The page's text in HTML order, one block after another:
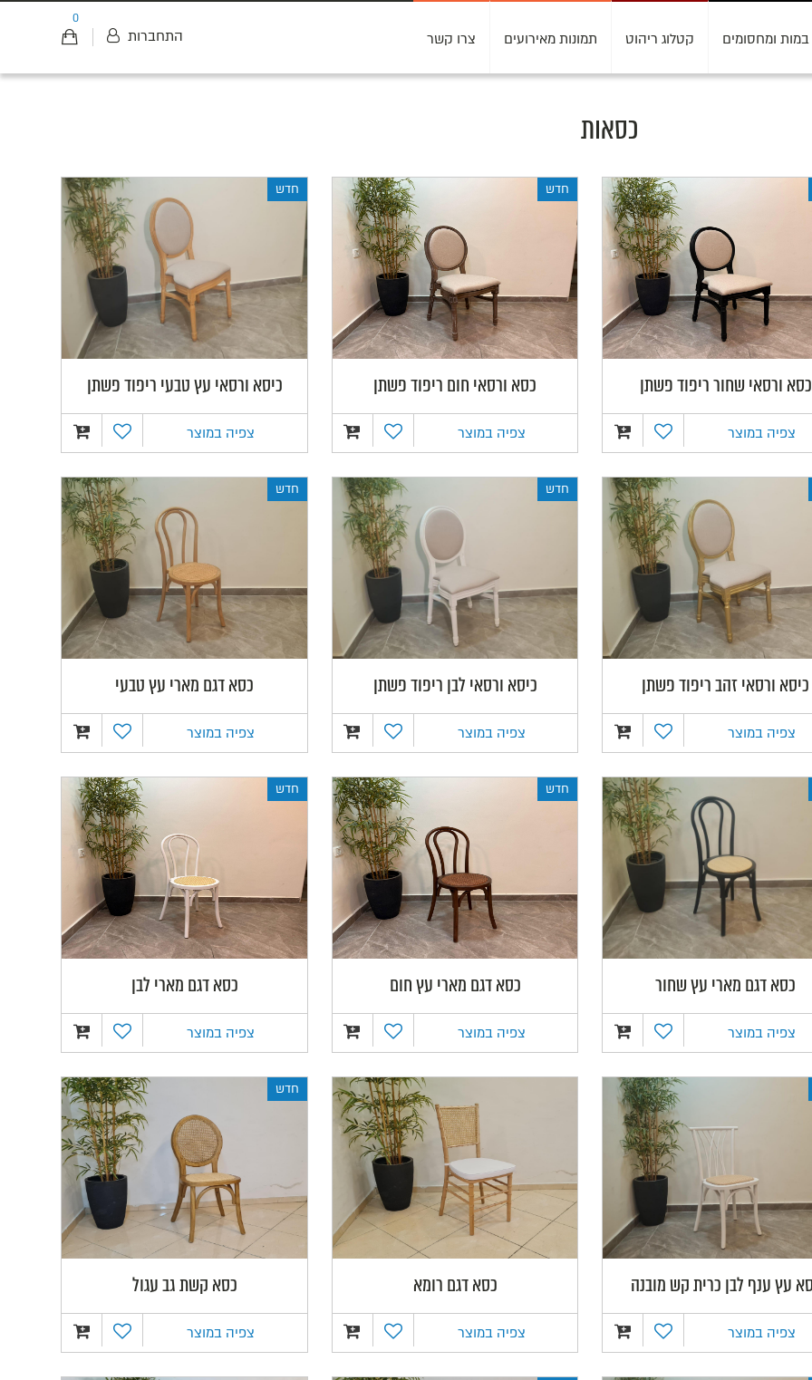
במות ומחסומים קטלוג ריהוט תמונות מאירועים צרו קשר
0
התחברות
כסאות
כסא ורסאי שחור ריפוד פשתן
צפיה במוצר
כסא ורסאי חום ריפוד פשתן
צפיה במוצר
חדש
כיסא ורסאי עץ טבעי ריפוד פשתן
צפיה במוצר
חדש
כיסא ורסאי זהב ריפוד פשתן
צפיה במוצר
כיסא ורסאי לבן ריפוד פשתן
צפיה במוצר
חדש
כסא דגם מארי עץ טבעי
צפיה במוצר
חדש
כסא דגם מארי עץ שחור
צפיה במוצר
כסא דגם מארי עץ חום
צפיה במוצר
חדש
כסא דגם מארי לבן
צפיה במוצר
חדש
עץ ענף לבן כרית קש מובנה
צפיה במוצר
כסא דגם רומא
צפיה במוצר
כסא קשת גב עגול
צפיה במוצר
חדש